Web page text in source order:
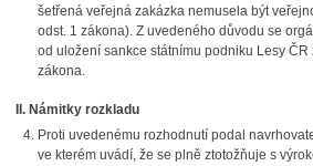
šetřená veřejná zakázka nemusela být
odst. 1 zákona). Z uvedeného důvodu se
od uložení sankce státnímu podniku Lesy ČR
zákona.
II. Námitky rozkladu
Proti uvedenému rozhodnutí podal
ve kterém uvádí, že se plně ztotožňuje s